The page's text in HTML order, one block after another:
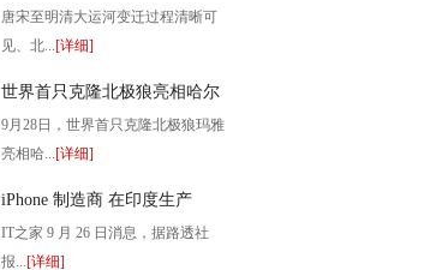
遗址取得重要进展
唐宋至明清大运河变迁过程清晰可
见、北...[详细]
世界首只克隆北极狼亮相哈尔
滨极地公园并首次与公众见面
9月28日，世界首只克隆北极狼玛雅
亮相哈...[详细]
iPhone 制造商 在印度生产
iPhone 14很高兴
IT之家 9 月 26 日消息，据路透社
报...[详细]